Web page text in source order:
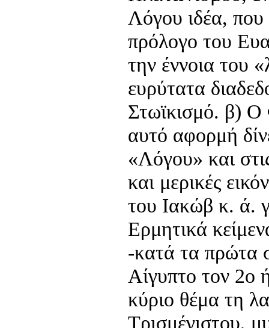
Λόγου ιδέα, που
πρόλογο του
την έννοια του
ευρύτατα
Στωϊκισμό. β) Ο
αυτό αφορμή
«Λόγου» και
και μερικές
του Ιακώβ κ. ά.
Ερμητικά
-κατά τα πρώτα
Αίγυπτο τον 2ο
κύριο θέμα τη
Τρισμέγιστου,